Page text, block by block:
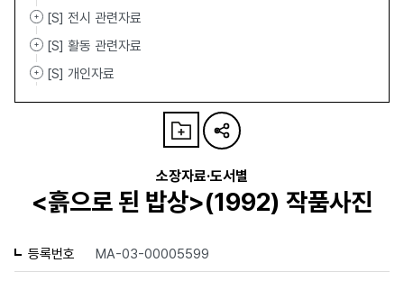
[S] 전시 관련자료
[S] 활동 관련자료
[S] 개인자료
소장자료·도서별
<흙으로 된 밥상>(1992) 작품사진
등록번호 MA-03-00005599